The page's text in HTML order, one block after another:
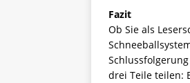
Fazit
Ob Sie als
drei Teile teilen: